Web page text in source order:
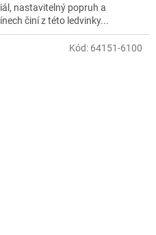
nastavitelný popruh a
činí z této ledvinky...
Kód: 64151-6100